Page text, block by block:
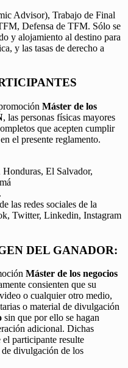
Advisor), Trabajo de Final
Defensa de TFM. Sólo se
y alojamiento al destino para
y las tasas de derecho a
Máster de los
, las personas físicas mayores
que acepten cumplir
el presente reglamento.
Honduras, El Salvador,
las redes sociales de la
Twitter, Linkedin, Instagram
DEL GANADOR:
Máster de los negocios
consienten que su
o cualquier otro medio,
o material de divulgación
sin que por ello se hagan
adicional. Dichas
el participante resulte
divulgación de los